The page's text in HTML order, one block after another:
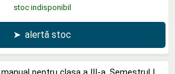
stoc indisponibil
➤ alertă stoc